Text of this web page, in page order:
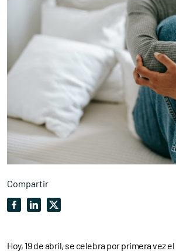
Compartir
Hoy, 19 de abril, se celebra por primera vez el